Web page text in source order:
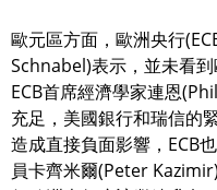
歐元區方面，歐洲央行
Schnabel)表示，並未看到
ECB首席經濟學家連恩
充足，美國銀行和瑞信的
造成直接負面影響，ECB
員卡齊米爾(Peter